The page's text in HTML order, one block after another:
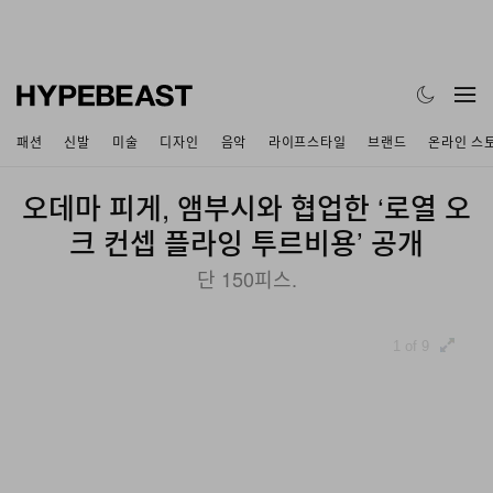
패션 신발 미술 디자인 음악 라이프스타일 브랜드 온라인 스
오데마 피게, 앰부시와 협업한 ‘로열 오
크 컨셉 플라잉 투르비용’ 공개
단 150피스.